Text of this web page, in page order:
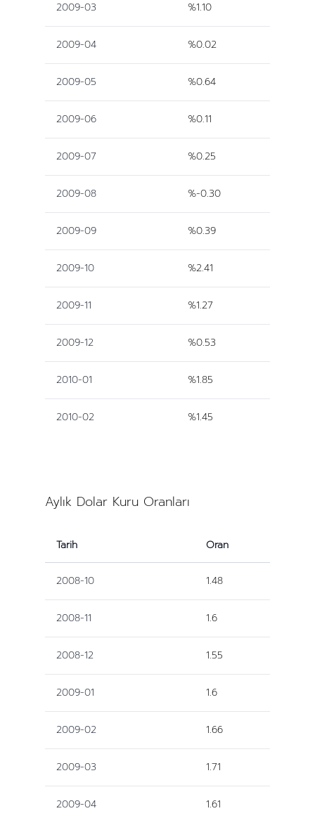
2009-03 %1.10
2009-04 %0.02
2009-05 %0.64
2009-06 %0.11
2009-07 %0.25
2009-08 %-0.30
2009-09 %0.39
2009-10 %2.41
2009-11 %1.27
2009-12 %0.53
2010-01 %1.85
2010-02 %1.45
Aylık Dolar Kuru Oranları
Tarih Oran
2008-10 1.48
2008-11 1.6
2008-12 1.55
2009-01 1.6
2009-02 1.66
2009-03 1.71
2009-04 1.61